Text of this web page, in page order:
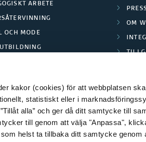
kakor (cookies) för att webbplatsen
statistiskt eller i
alla” och ger då ditt samtycke till
till genom att välja "Anpassa",
helst ta tillbaka ditt samtycke genom
ARBETE
OCH MODE
OM
© 2026 HÖGSKOLAN I